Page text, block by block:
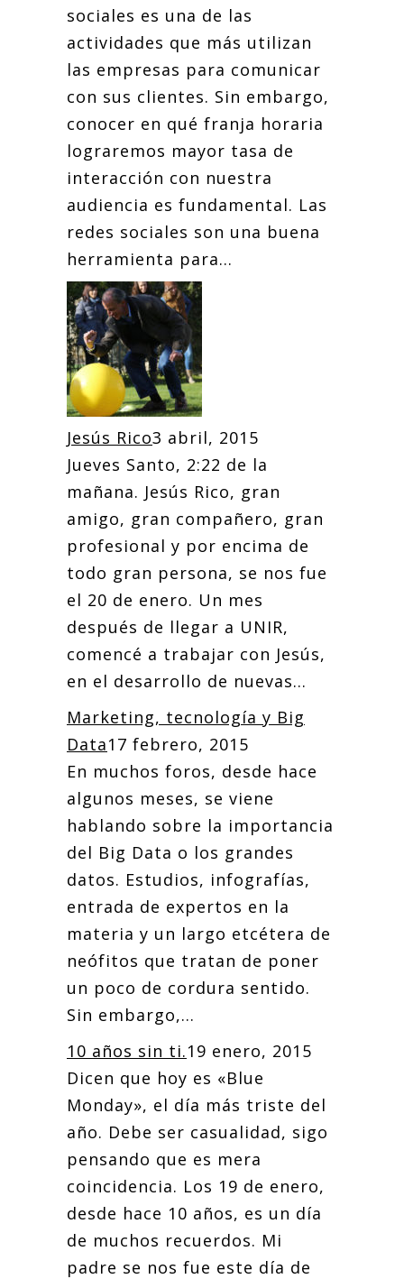
sociales es una de las
actividades que más utilizan
las empresas para comunicar
con sus clientes. Sin embargo,
conocer en qué franja horaria
lograremos mayor tasa de
interacción con nuestra
audiencia es fundamental. Las
redes sociales son una buena
herramienta para...
Jesús Rico3 abril, 2015
Jueves Santo, 2:22 de la
mañana. Jesús Rico, gran
amigo, gran compañero, gran
profesional y por encima de
todo gran persona, se nos fue
el 20 de enero. Un mes
después de llegar a UNIR,
comencé a trabajar con Jesús,
en el desarrollo de nuevas...
Marketing, tecnología y Big
Data17 febrero, 2015
En muchos foros, desde hace
algunos meses, se viene
hablando sobre la importancia
del Big Data o los grandes
datos. Estudios, infografías,
entrada de expertos en la
materia y un largo etcétera de
neófitos que tratan de poner
un poco de cordura sentido.
Sin embargo,...
10 años sin ti.19 enero, 2015
Dicen que hoy es «Blue
Monday», el día más triste del
año. Debe ser casualidad, sigo
pensando que es mera
coincidencia. Los 19 de enero,
desde hace 10 años, es un día
de muchos recuerdos. Mi
padre se nos fue este día de